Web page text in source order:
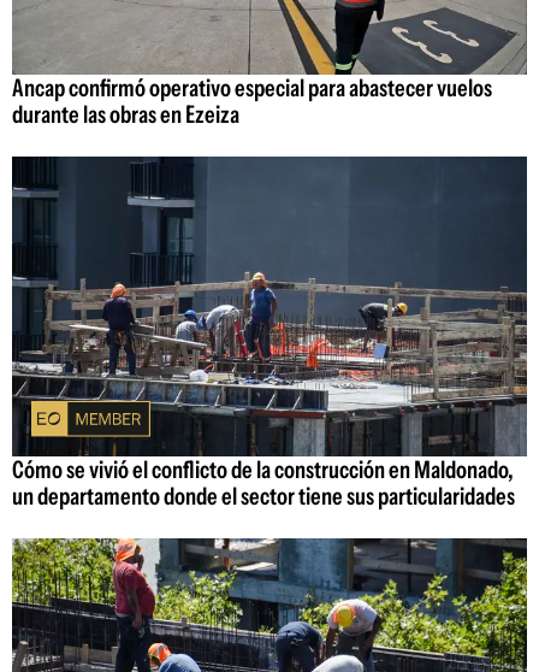
Ancap confirmó operativo especial para abastecer vuelos
durante las obras en Ezeiza
Cómo se vivió el conflicto de la construcción en Maldonado,
un departamento donde el sector tiene sus particularidades